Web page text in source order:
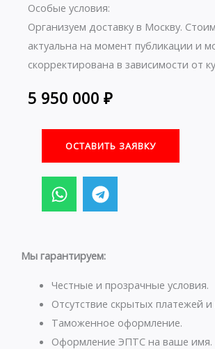
Особые условия:
Организуем доставку в Москву.
актуальна на момент публикации и
скорректирована в зависимости от
5 950 000 ₽
ОСТАВИТЬ ЗАЯВКУ
W
h
a
s
p
p
T
e
l
g
a
m
Мы гарантируем:
Честные и прозрачные условия.
Отсутствие скрытых платежей и
Таможенное оформление.
Оформление ЭПТС на ваше имя.